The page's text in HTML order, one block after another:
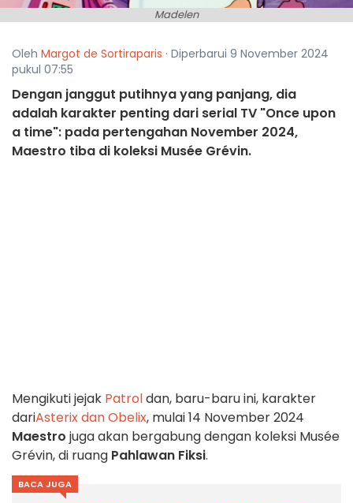
Madelen
Oleh Margot de Sortiraparis · Diperbarui 9 November 2024
pukul 07:55
Dengan janggut putihnya yang panjang, dia
adalah karakter penting dari serial TV "Once upon
a time": pada pertengahan November 2024,
Maestro tiba di koleksi Musée Grévin.
Mengikuti jejak Patroldan, baru-baru ini, karakter
dariAsterix dan Obelix, mulai 14 November 2024
Maestro juga akan bergabung dengan koleksi Musée
Grévin, di ruang Pahlawan Fiksi.
BACA JUGA